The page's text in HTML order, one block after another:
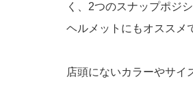
く、2つのスナップポジ
ヘルメットにもオススメ
店頭にないカラーやサイ